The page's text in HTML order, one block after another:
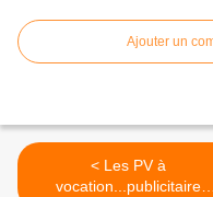
Ajouter un
< Les PV à
vocation...publicitaire